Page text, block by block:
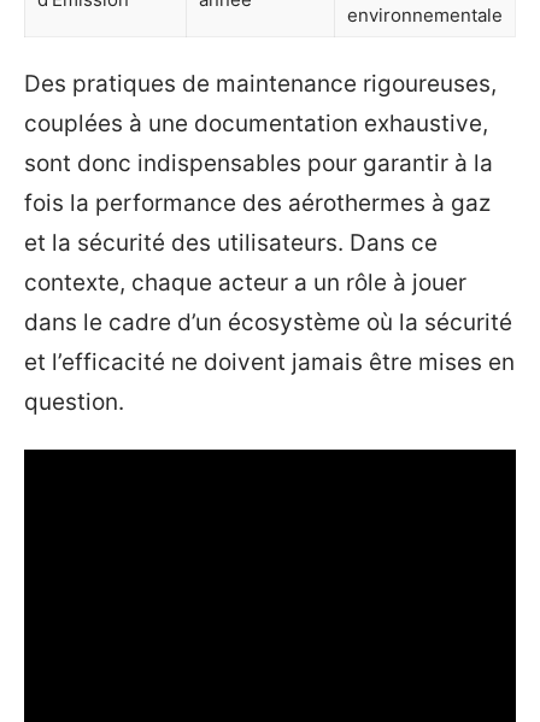
environnementale
Des pratiques de maintenance rigoureuses,
couplées à une documentation exhaustive,
sont donc indispensables pour garantir à la
fois la performance des aérothermes à gaz
et la sécurité des utilisateurs. Dans ce
contexte, chaque acteur a un rôle à jouer
dans le cadre d’un écosystème où la sécurité
et l’efficacité ne doivent jamais être mises en
question.